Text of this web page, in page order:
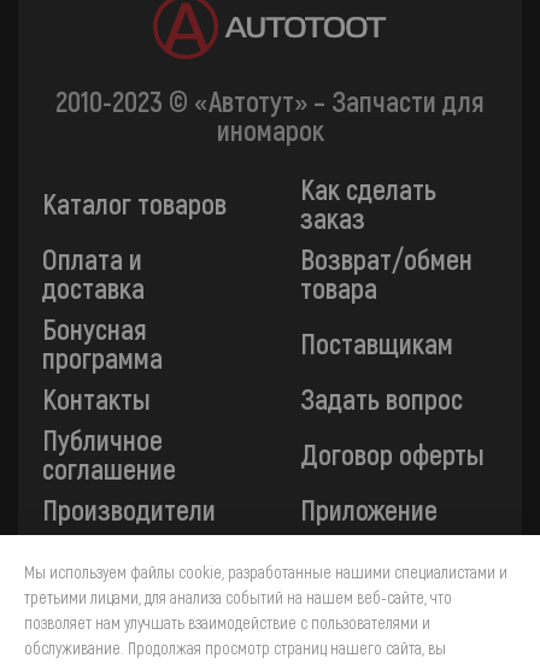
2010-2023 © «Автотут» – Запчасти для
иномарок
Каталог товаров
Как сделать
заказ
Оплата и
доставка
Возврат/обмен
товара
Бонусная
программа
Поставщикам
Контакты
Задать вопрос
Публичное
соглашение
Договор оферты
Производители
Приложение
Все платежи на сайте защищены технологией 3-D
Secure. Прием платежей осуществляется через ПАО
«Сбербанк».
Мы используем файлы cookie, разработанные нашими специалистами и
третьими лицами, для анализа событий на нашем веб-сайте, что
позволяет нам улучшать взаимодействие с пользователями и
обслуживание. Продолжая просмотр страниц нашего сайта, вы